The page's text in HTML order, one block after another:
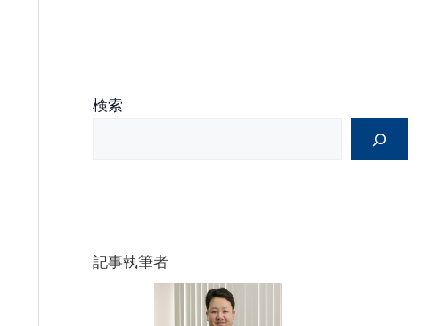
検索
記事執筆者